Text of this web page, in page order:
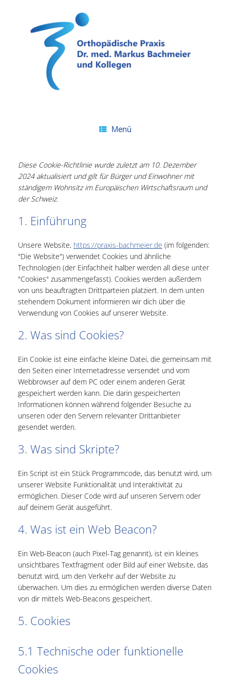
Menü
Diese Cookie-Richtlinie wurde zuletzt am 10. Dezember
2024 aktualisiert und gilt für Bürger und Einwohner mit
ständigem Wohnsitz im Europäischen Wirtschaftsraum und
der Schweiz.
1. Einführung
Unsere Website, https://praxis-bachmeier.de (im folgenden:
"Die Website") verwendet Cookies und ähnliche
Technologien (der Einfachheit halber werden all diese unter
"Cookies" zusammengefasst). Cookies werden außerdem
von uns beauftragten Drittparteien platziert. In dem unten
stehendem Dokument informieren wir dich über die
Verwendung von Cookies auf unserer Website.
2. Was sind Cookies?
Ein Cookie ist eine einfache kleine Datei, die gemeinsam mit
den Seiten einer Internetadresse versendet und vom
Webbrowser auf dem PC oder einem anderen Gerät
gespeichert werden kann. Die darin gespeicherten
Informationen können während folgender Besuche zu
unseren oder den Servern relevanter Drittanbieter
gesendet werden.
3. Was sind Skripte?
Ein Script ist ein Stück Programmcode, das benutzt wird, um
unserer Website Funktionalität und Interaktivität zu
ermöglichen. Dieser Code wird auf unseren Servern oder
auf deinem Gerät ausgeführt.
4. Was ist ein Web Beacon?
Ein Web-Beacon (auch Pixel-Tag genannt), ist ein kleines
unsichtbares Textfragment oder Bild auf einer Website, das
benutzt wird, um den Verkehr auf der Website zu
überwachen. Um dies zu ermöglichen werden diverse Daten
von dir mittels Web-Beacons gespeichert.
5. Cookies
5.1 Technische oder funktionelle
Cookies